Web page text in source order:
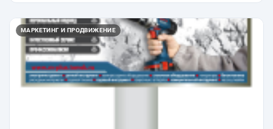
МАРКЕТИНГ И ПРОДВИЖЕНИЕ